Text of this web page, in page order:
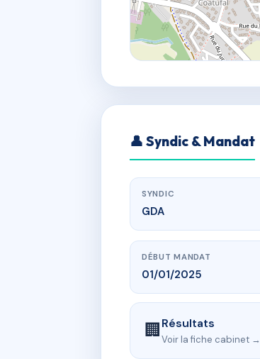
👤 Syndic & Mandat
SYNDIC
GDA
DÉBUT MANDAT
01/01/2025
🏢Résultats
Voir la fiche cabinet →